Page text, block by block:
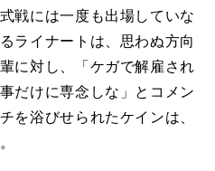
戦には一度も出場していな
ライナートは、思わぬ方向
に対し、「ケガで解雇され
だけに専念しな」とコメン
を浴びせられたケインは、